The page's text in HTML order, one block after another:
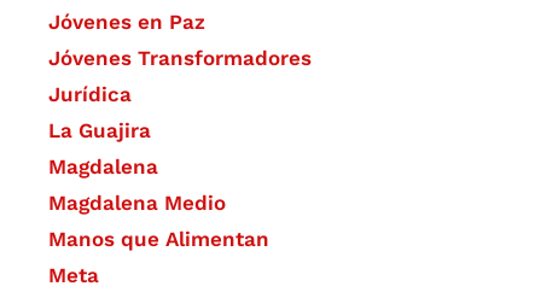
Jóvenes en Paz
Jóvenes Transformadores
Jurídica
La Guajira
Magdalena
Magdalena Medio
Manos que Alimentan
Meta